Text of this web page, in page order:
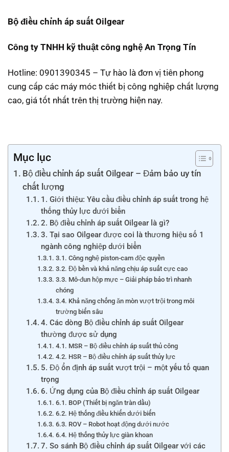
Bộ điều chỉnh áp suất Oilgear
Công ty TNHH kỹ thuật công nghệ An Trọng Tín
Hotline: 0901390345 – Tự hào là đơn vị tiên phong
cung cấp các máy móc thiết bị công nghiệp chất lượng
cao, giá tốt nhất trên thị trường hiện nay.
Mục lục
Bộ điều chỉnh áp suất Oilgear – Đảm bảo uy tín
chất lượng
1. Giới thiệu: Yêu cầu điều chỉnh áp suất trong hệ
thống thủy lực dưới biển
2. Bộ điều chỉnh áp suất Oilgear là gì?
3. Tại sao Oilgear được coi là thương hiệu số 1
ngành công nghiệp dưới biển
3.1. Công nghệ piston-cam độc quyền
3.2. Độ bền và khả năng chịu áp suất cực cao
3.3. Mô-đun hộp mực – Giải pháp bảo trì nhanh
chóng
3.4. Khả năng chống ăn mòn vượt trội trong môi
trường biển sâu
4. Các dòng Bộ điều chỉnh áp suất Oilgear
thường được sử dụng
4.1. MSR – Bộ điều chỉnh áp suất thủ công
4.2. HSR – Bộ điều chỉnh áp suất thủy lực
5. Độ ổn định áp suất vượt trội – một yếu tố quan
trọng
6. Ứng dụng của Bộ điều chỉnh áp suất Oilgear
6.1. BOP (Thiết bị ngăn tràn dầu)
6.2. Hệ thống điều khiển dưới biển
6.3. ROV – Robot hoạt động dưới nước
6.4. Hệ thống thủy lực giàn khoan
7. So sánh Bộ điều chỉnh áp suất Oilgear với các